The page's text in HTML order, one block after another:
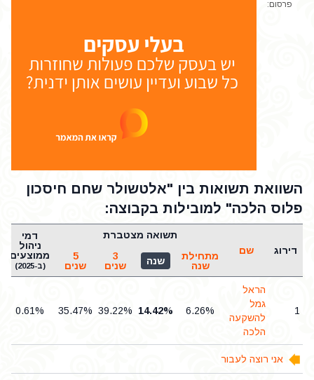
פרסום:
השוואת תשואות בין "אלטשולר שחם חיסכון
פלוס הלכה" למובילות בקבוצה:
דירוג שם
תשואה מצטברת
דמי
ניהול
ממוצעים
(ב-2025)
מתחילת
שנה
שנה
3
שנים
5
שנים
1
הראל
גמל
להשקעה
הלכה
6.26%
14.42%
39.22%
35.47%
0.61%
אני רוצה לעבור